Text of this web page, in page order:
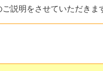
説明をさせていただきま